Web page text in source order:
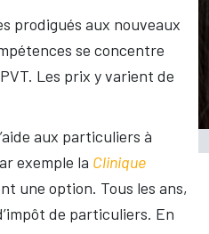
prodigués aux nouveaux
se concentre
Les prix y varient de
aux particuliers à
exemple la Clinique
une option. Tous les ans,
de particuliers. En